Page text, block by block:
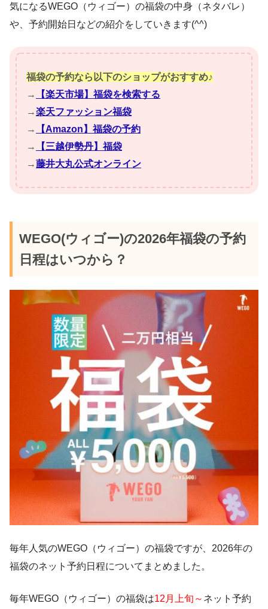
気になるWEGO（ウィゴー）の福袋の中身（ネタバレ）
や、予約開始日などの紹介をしていきます(^^)
福袋の予約なら以下のショップがおすすめ♪
→
【楽天市場】福袋を検索する
→楽天ファッション福袋
→
【Amazon】福袋の予約
→
【三越伊勢丹】福袋
→藤井大丸公式オンライン
WEGO(ウィゴー)の2026年福袋の予約
日程はいつから？
毎年人気のWEGO（ウィゴー）の福袋ですが、2026年の
福袋のネット予約日程についてまとめました。
毎年WEGO（ウィゴー）の福袋は12月上旬～ ネット予約